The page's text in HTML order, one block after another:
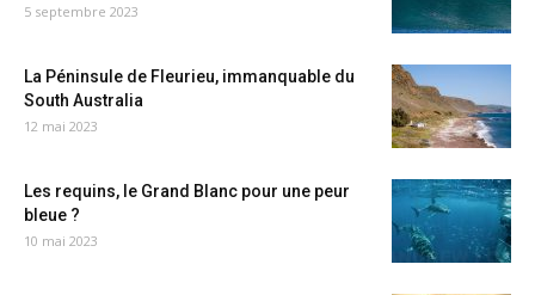
5 septembre 2023
La Péninsule de Fleurieu, immanquable du
South Australia
12 mai 2023
Les requins, le Grand Blanc pour une peur
bleue ?
10 mai 2023